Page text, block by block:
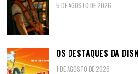
5 DE AGOSTO DE 2026
OS DESTAQUES DA
1 DE AGOSTO DE 2026